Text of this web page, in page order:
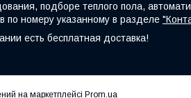
подборе теплого пола,
по номеру указанному в разделе
есть бесплатная доставка!
на маркетплейсі Prom.ua